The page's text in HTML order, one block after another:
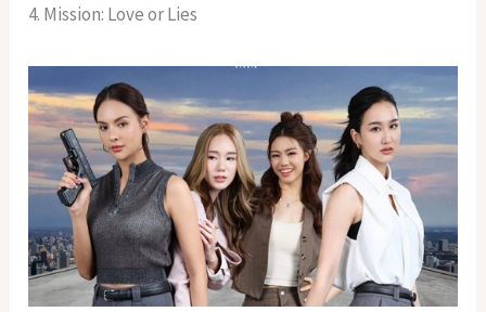
4. Mission: Love or Lies